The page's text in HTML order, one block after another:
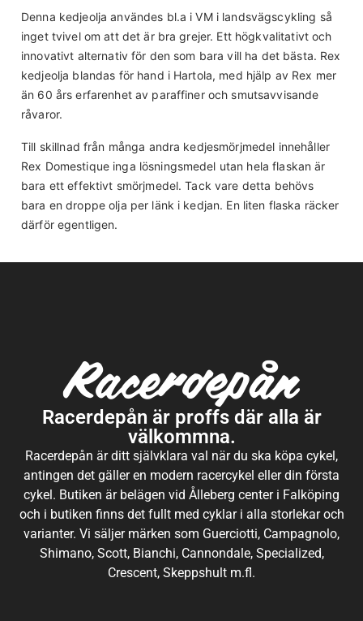
Denna kedjeolja användes bl.a i VM i landsvägscykling så
inget tvivel om att det är bra grejer. Ett högkvalitativt och
innovativt alternativ för den som bara vill ha det bästa. Rex
kedjeolja blandas för hand i Hartola, med hjälp av Rex mer
än 60 års erfarenhet av paraffiner och smutsavvisande
råvaror.
Till skillnad från många andra kedjesmörjmedel innehåller
Rex Domestique inga lösningsmedel utan hela flaskan är
bara ett effektivt smörjmedel. Tack vare detta behövs
bara en droppe olja per länk i kedjan. En liten flaska räcker
därför egentligen.
Racerdepån är proffs där alla är
välkommna.
Racerdepån är ditt självklara val när du ska köpa cykel,
antingen det gäller en modern racercykel eller din första
cykel. Butiken är belägen vid Ålleberg center i Falköping
och i butiken finns det fullt med cyklar i alla storlekar och
varianter. Vi säljer märken som Guerciotti, Campagnolo,
Shimano, Scott, Bianchi, Cannondale, Specialized,
Crescent, Skeppshult m.fl.